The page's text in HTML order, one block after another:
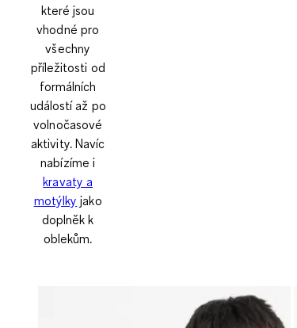
které jsou
vhodné pro
všechny
příležitosti od
formálních
událostí až po
volnočasové
aktivity. Navíc
nabízíme i
kravaty a
motýlky jako
doplněk k
oblekům.